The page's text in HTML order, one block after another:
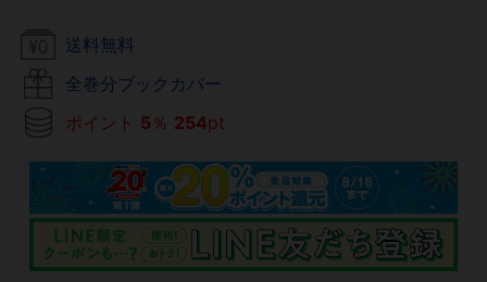
送料無料
全巻分ブックカバー
ポイント 5 ％ 254pt